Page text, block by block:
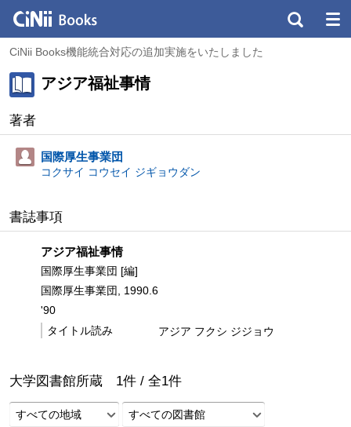
CiNii Books機能統合対応の追加実施をいたしました
アジア福祉事情
著者
国際厚生事業団
コクサイ コウセイ ジギョウダン
書誌事項
アジア福祉事情
国際厚生事業団 [編]
国際厚生事業団, 1990.6
'90
タイトル読み
アジア フクシ ジジョウ
大学図書館所蔵 1件 / 全1件
すべての地域
すべての図書館